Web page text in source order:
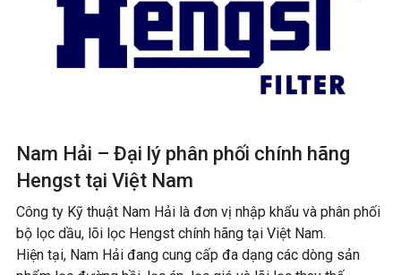
Nam Hải – Đại lý phân phối chính hãng
Hengst tại Việt Nam
Công ty Kỹ thuật Nam Hải là đơn vị nhập khẩu và phân phối
bộ lọc dầu, lõi lọc Hengst chính hãng tại Việt Nam.
Hiện tại, Nam Hải đang cung cấp đa dạng các dòng sản